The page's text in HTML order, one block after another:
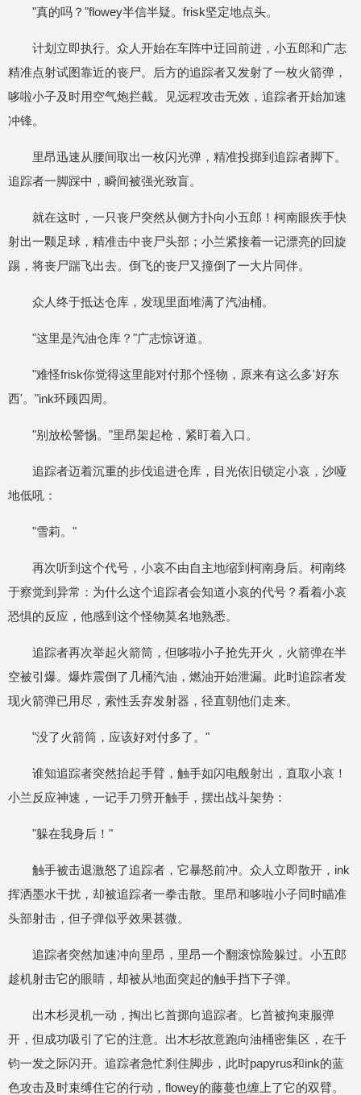
"真的吗？"flowey半信半疑。frisk坚定地点头。
计划立即执行。众人开始在车阵中迂回前进，小五郎和广志
精准点射试图靠近的丧尸。后方的追踪者又发射了一枚火箭弹，
哆啦小子及时用空气炮拦截。见远程攻击无效，追踪者开始加速
冲锋。
里昂迅速从腰间取出一枚闪光弹，精准投掷到追踪者脚下。
追踪者一脚踩中，瞬间被强光致盲。
就在这时，一只丧尸突然从侧方扑向小五郎！柯南眼疾手快
射出一颗足球，精准击中丧尸头部；小兰紧接着一记漂亮的回旋
踢，将丧尸踹飞出去。倒飞的丧尸又撞倒了一大片同伴。
众人终于抵达仓库，发现里面堆满了汽油桶。
"这里是汽油仓库？"广志惊讶道。
"难怪frisk你觉得这里能对付那个怪物，原来有这么多'好东
西'。"ink环顾四周。
"别放松警惕。"里昂架起枪，紧盯着入口。
追踪者迈着沉重的步伐追进仓库，目光依旧锁定小哀，沙哑
地低吼：
"雪莉。"
再次听到这个代号，小哀不由自主地缩到柯南身后。柯南终
于察觉到异常：为什么这个追踪者会知道小哀的代号？看着小哀
恐惧的反应，他感到这个怪物莫名地熟悉。
追踪者再次举起火箭筒，但哆啦小子抢先开火，火箭弹在半
空被引爆。爆炸震倒了几桶汽油，燃油开始泄漏。此时追踪者发
现火箭弹已用尽，索性丢弃发射器，径直朝他们走来。
"没了火箭筒，应该好对付多了。"
谁知追踪者突然抬起手臂，触手如闪电般射出，直取小哀！
小兰反应神速，一记手刀劈开触手，摆出战斗架势：
"躲在我身后！"
触手被击退激怒了追踪者，它暴怒前冲。众人立即散开，ink
挥洒墨水干扰，却被追踪者一拳击散。里昂和哆啦小子同时瞄准
头部射击，但子弹似乎效果甚微。
追踪者突然加速冲向里昂，里昂一个翻滚惊险躲过。小五郎
趁机射击它的眼睛，却被从地面突起的触手挡下子弹。
出木杉灵机一动，掏出匕首掷向追踪者。匕首被拘束服弹
开，但成功吸引了它的注意。出木杉故意跑向油桶密集区，在千
钧一发之际闪开。追踪者急忙刹住脚步，此时papyrus和ink的蓝
色攻击及时束缚住它的行动，flowey的藤蔓也缠上了它的双臂。